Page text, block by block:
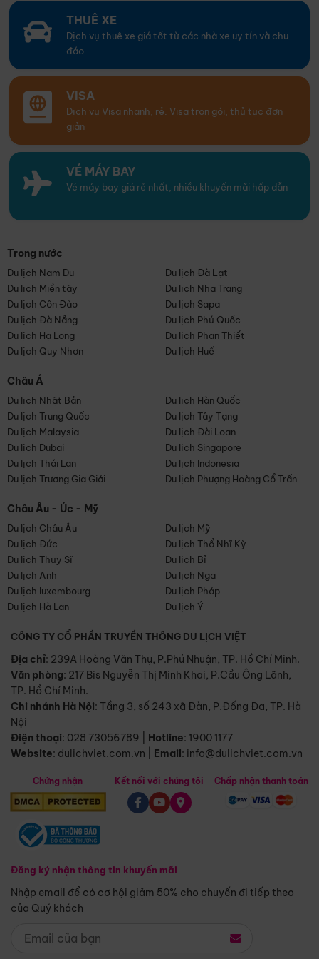
THUÊ XE
Dịch vụ thuê xe giá tốt từ các nhà xe uy tín và chu
đáo
VISA
Dịch vụ Visa nhanh, rẻ. Visa trọn gói, thủ tục đơn
giản
VÉ MÁY BAY
Vé máy bay giá rẻ nhất, nhiều khuyến mãi hấp dẫn
Trong nước
Du lịch Nam Du
Du lịch Đà Lạt
Du lịch Miền tây
Du lịch Nha Trang
Du lịch Côn Đảo
Du lịch Sapa
Du lịch Đà Nẵng
Du lịch Phú Quốc
Du lịch Hạ Long
Du lịch Phan Thiết
Du lịch Quy Nhơn
Du lịch Huế
Châu Á
Du lịch Nhật Bản
Du lịch Hàn Quốc
Du lịch Trung Quốc
Du lịch Tây Tạng
Du lịch Malaysia
Du lịch Đài Loan
Du lịch Dubai
Du lịch Singapore
Du lịch Thái Lan
Du lịch Indonesia
Du lịch Trương Gia Giới
Du lịch Phượng Hoàng Cổ Trấn
Châu Âu - Úc - Mỹ
Du lịch Châu Âu
Du lịch Mỹ
Du lịch Đức
Du lịch Thổ Nhĩ Kỳ
Du lịch Thụy Sĩ
Du lịch Bỉ
Du lịch Anh
Du lịch Nga
Du lịch luxembourg
Du lịch Pháp
Du lịch Hà Lan
Du lịch Ý
CÔNG TY CỔ PHẦN TRUYỀN THÔNG DU LỊCH VIỆT
Địa chỉ: 239A Hoàng Văn Thụ, P.Phú Nhuận, TP. Hồ Chí Minh.
Văn phòng: 217 Bis Nguyễn Thị Minh Khai, P.Cầu Ông Lãnh,
TP. Hồ Chí Minh.
Chi nhánh Hà Nội: Tầng 3, số 243 xã Đàn, P.Đống Đa, TP. Hà
Nội
Điện thoại: 028 73056789 Hotline: 1900 1177
Website: dulichviet.com.vn Email: info@dulichviet.com.vn
Chứng nhận
Đăng ký nhận thông tin khuyến mãi
Nhập email để có cơ hội giảm 50% cho chuyến đi tiếp theo
của Quý khách
Kết nối với chúng tôi Chấp nhận thanh toán